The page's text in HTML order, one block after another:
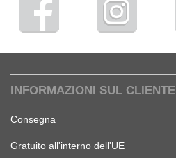
INFORMAZIONI SUL CLIENTE
Consegna
Gratuito all'interno dell'UE